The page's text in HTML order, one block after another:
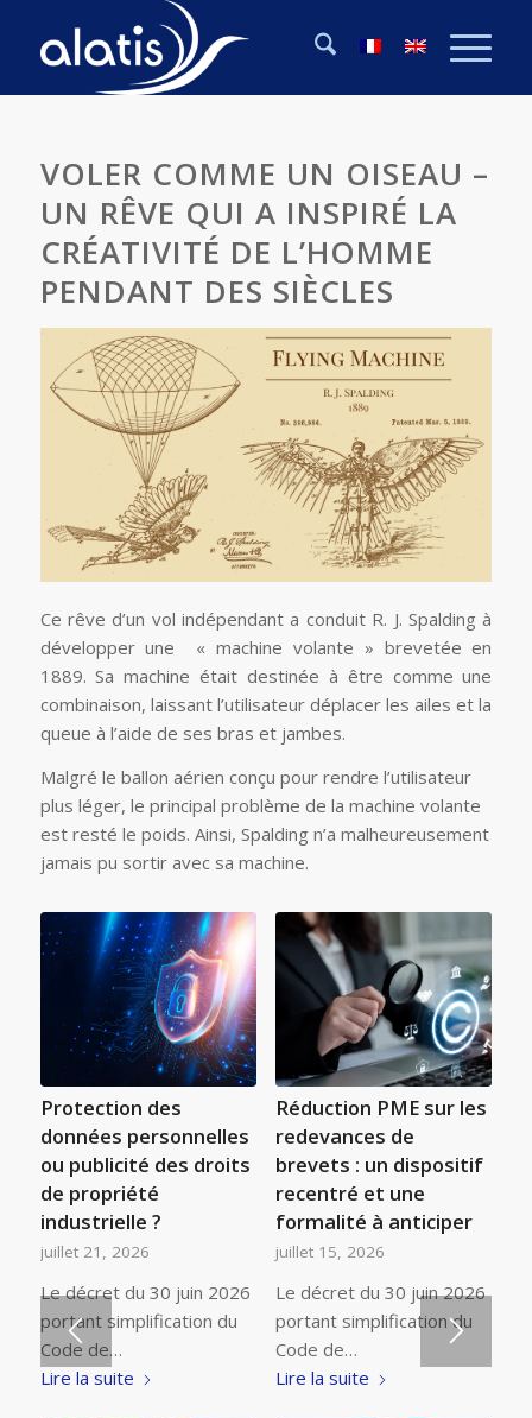
VOLER COMME UN OISEAU –
UN RÊVE QUI A INSPIRÉ LA
CRÉATIVITÉ DE L’HOMME
PENDANT DES SIÈCLES
Ce rêve d’un vol indépendant a conduit R. J. Spalding à
développer une « machine volante » brevetée en
1889. Sa machine était destinée à être comme une
combinaison, laissant l’utilisateur déplacer les ailes et la
queue à l’aide de ses bras et jambes.
Malgré le ballon aérien conçu pour rendre l’utilisateur
plus léger, le principal problème de la machine volante
est resté le poids. Ainsi, Spalding n’a malheureusement
jamais pu sortir avec sa machine.
Protection des
données personnelles
ou publicité des droits
de propriété
industrielle ?
juillet 21, 2026
Le décret du 30 juin 2026
portant simplification du
Code de…
Lire la suite
Réduction PME sur les
redevances de
brevets : un dispositif
recentré et une
formalité à anticiper
juillet 15, 2026
Le décret du 30 juin 2026
portant simplification du
Code de…
Lire la suite